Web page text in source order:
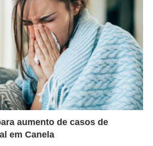
aumento de casos de
em Canela